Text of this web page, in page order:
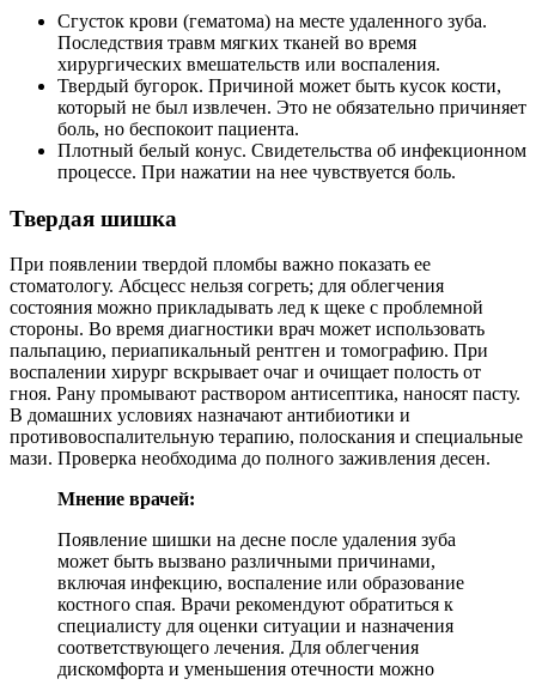
Сгусток крови (гематома) на месте удаленного зуба.
Последствия травм мягких тканей во время
хирургических вмешательств или воспаления.
Твердый бугорок. Причиной может быть кусок кости,
который не был извлечен. Это не обязательно причиняет
боль, но беспокоит пациента.
Плотный белый конус. Свидетельства об инфекционном
процессе. При нажатии на нее чувствуется боль.
Твердая шишка
При появлении твердой пломбы важно показать ее
стоматологу. Абсцесс нельзя согреть; для облегчения
состояния можно прикладывать лед к щеке с проблемной
стороны. Во время диагностики врач может использовать
пальпацию, периапикальный рентген и томографию. При
воспалении хирург вскрывает очаг и очищает полость от
гноя. Рану промывают раствором антисептика, наносят пасту.
В домашних условиях назначают антибиотики и
противовоспалительную терапию, полоскания и специальные
мази. Проверка необходима до полного заживления десен.
Мнение врачей:
Появление шишки на десне после удаления зуба
может быть вызвано различными причинами,
включая инфекцию, воспаление или образование
костного спая. Врачи рекомендуют обратиться к
специалисту для оценки ситуации и назначения
соответствующего лечения. Для облегчения
дискомфорта и уменьшения отечности можно